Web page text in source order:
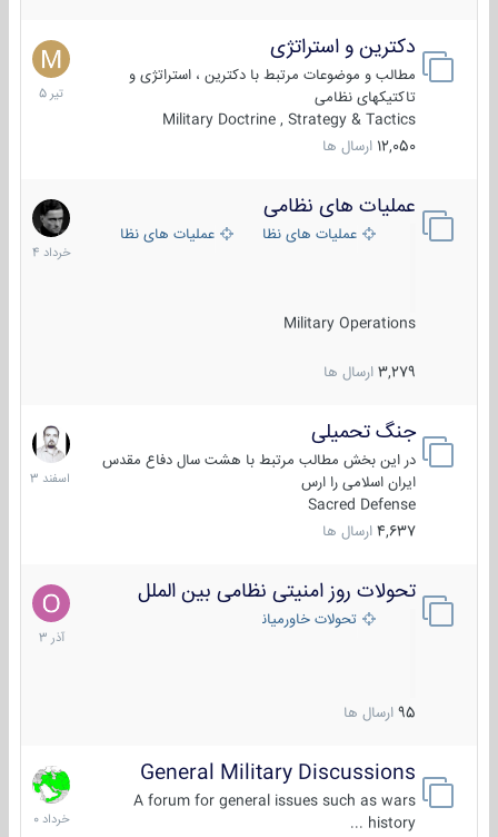
دکترین و استراتژی
مطالب و موضوعات مرتبط با دکترین ، استراتژی و
تاکتیکهای نظامی
Military Doctrine , Strategy & Tactics
12,050 ارسال ها
27
تیر
1405
عملیات های نظامی
عملیات های نظامی ایرانعملیات های نظامی خارجی
Military Operations
3,279 ارسال ها
5
خرداد
1404
جنگ تحمیلی
در این بخش مطالب مرتبط با هشت سال دفاع مقدس
ایران اسلامی را ارس
Sacred Defense
4,637 ارسال ها
20
اسفند
1403
تحولات روز امنیتی نظامی بین الملل
تحولات خاورمیانه
95 ارسال ها
21
آذر
1403
General Military Discussions
A forum for general issues such as wars
history ...
10
خرداد
1400